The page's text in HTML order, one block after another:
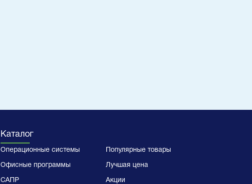
Каталог
Операционные системы
Офисные программы
САПР
Популярные товары
Лучшая цена
Акции